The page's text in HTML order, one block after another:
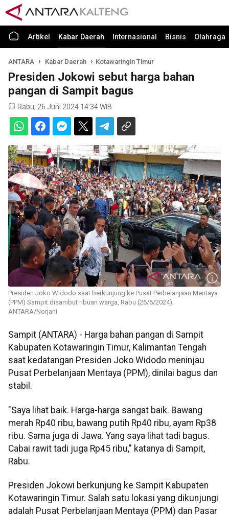
Artikel Kabar Daerah Internasional Bisnis Olahraga
ANTARA Kabar Daerah Kotawaringin Timur
Presiden Jokowi sebut harga bahan
pangan di Sampit bagus
Rabu, 26 Juni 2024 14:34 WIB
Presiden Joko Widodo saat berkunjung ke Pusat Perbelanjaan Mentaya
(PPM) Sampit disambut ribuan warga, Rabu (26/6/2024).
ANTARA/Norjani
Sampit (ANTARA) - Harga bahan pangan di Sampit
Kabupaten Kotawaringin Timur, Kalimantan Tengah
saat kedatangan Presiden Joko Widodo meninjau
Pusat Perbelanjaan Mentaya (PPM), dinilai bagus dan
stabil.
"Saya lihat baik. Harga-harga sangat baik. Bawang
merah Rp40 ribu, bawang putih Rp40 ribu, ayam Rp38
ribu. Sama juga di Jawa. Yang saya lihat tadi bagus.
Cabai rawit tadi juga Rp45 ribu," katanya di Sampit,
Rabu.
Presiden Jokowi berkunjung ke Sampit Kabupaten
Kotawaringin Timur. Salah satu lokasi yang dikunjungi
adalah Pusat Perbelanjaan Mentaya (PPM) dan Pasar